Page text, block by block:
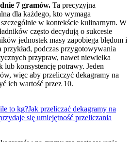
7 gramów. Ta precyzyjna
dla każdego, kto wymaga
w kontekście kulinarnym. W
często decydują o sukcesie
jednostek masy zapobiega błędom i
podczas przygotowywania
przypraw, nawet niewielka
lub konsystencję potrawy. Jeden
więc aby przeliczyć dekagramy na
ich wartość przez 10.
to kg?Jak przeliczać dekagramy na
się umiejętność przeliczania